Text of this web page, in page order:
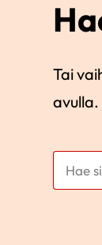
Tai
avulla.